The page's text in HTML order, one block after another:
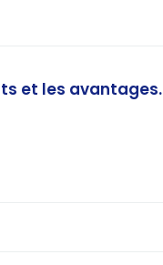
et les avantages.